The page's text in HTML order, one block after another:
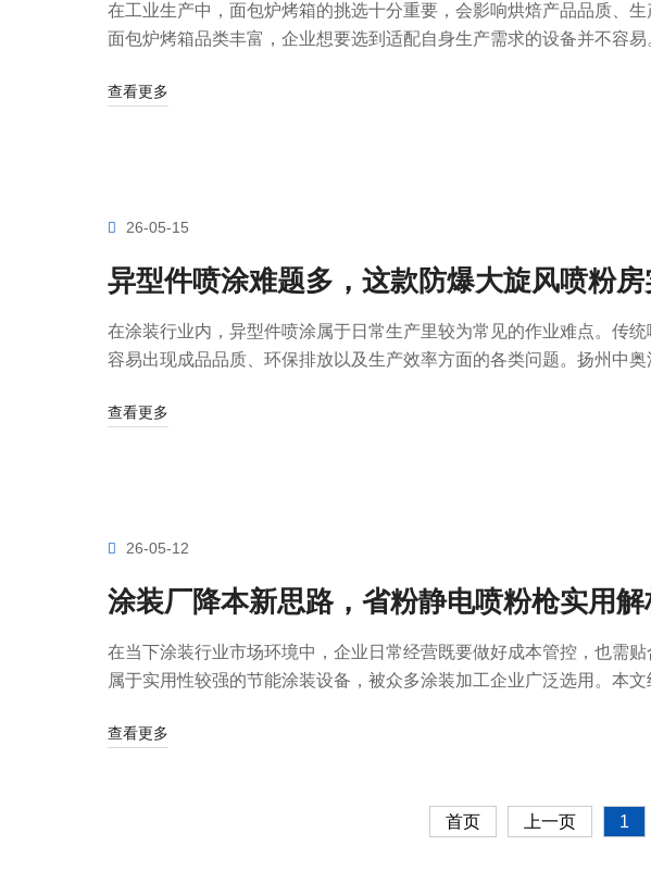
在工业生产中，面包炉烤箱的挑选十分重要，会影响烘焙产品品质、
面包炉烤箱品类丰富，企业想要选到适配自身生产需求的设备并不容易
查看更多
26-05-15
异型件喷涂难题多，这款防爆大旋风喷粉房
在涂装行业内，异型件喷涂属于日常生产里较为常见的作业难点。传
容易出现成品品质、环保排放以及生产效率方面的各类问题。扬州中奥
查看更多
26-05-12
涂装厂降本新思路，省粉静电喷粉枪实用解
在当下涂装行业市场环境中，企业日常经营既要做好成本管控，也需
属于实用性较强的节能涂装设备，被众多涂装加工企业广泛选用。本文
查看更多
首页 上一页 1